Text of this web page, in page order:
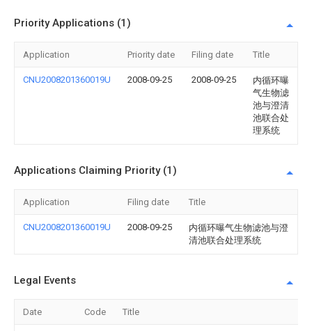
Priority Applications (1)
Application Priority date Filing date Title
CNU2008201360019U 2008-09-25 2008-09-25
内循环曝
气生物滤
池与澄清
池联合处
理系统
Applications Claiming Priority (1)
Application Filing date Title
CNU2008201360019U 2008-09-25
内循环曝气生物滤池与澄
清池联合处理系统
Legal Events
Date Code Title